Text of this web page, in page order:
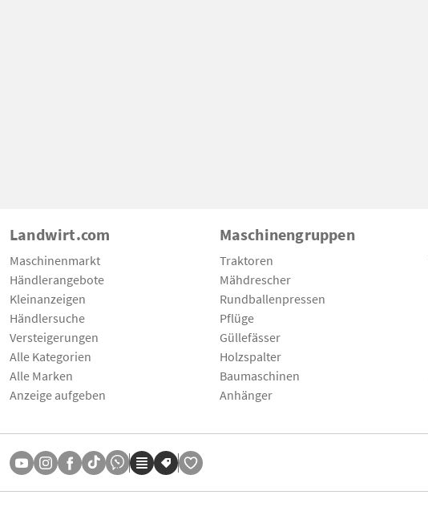
Landwirt.com
Maschinenmarkt
Händlerangebote
Kleinanzeigen
Händlersuche
Versteigerungen
Alle Kategorien
Alle Marken
Anzeige aufgeben
Maschinengruppen
Traktoren
Mähdrescher
Rundballenpressen
Pflüge
Güllefässer
Holzspalter
Baumaschinen
Anhänger